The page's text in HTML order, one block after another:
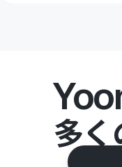
多く